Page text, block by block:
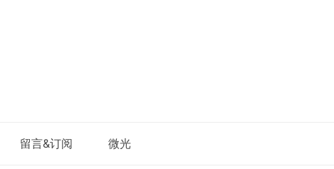
留言&订阅 微光